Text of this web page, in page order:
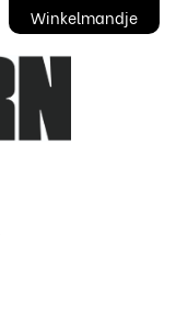
Winkelmandje